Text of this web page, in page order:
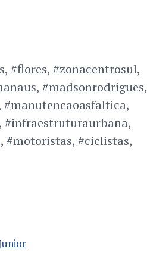
#flores, #zonacentrosul,
#madsonrodrigues,
#infraestruturaurbana,
#motoristas, #ciclistas,